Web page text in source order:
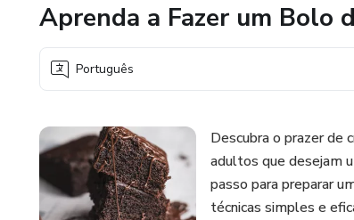
Aprenda a Fazer um Bolo
Português
Descubra o prazer de
adultos que desejam
passo para preparar
técnicas simples e